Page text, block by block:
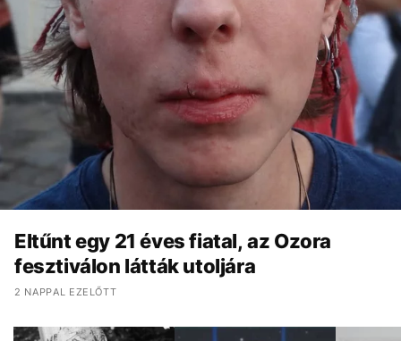
Eltűnt egy 21 éves fiatal, az Ozora
fesztiválon látták utoljára
2 NAPPAL EZELŐTT